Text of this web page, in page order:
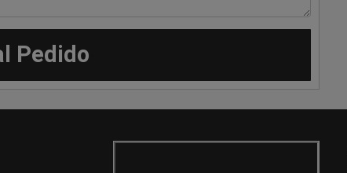
Pedido